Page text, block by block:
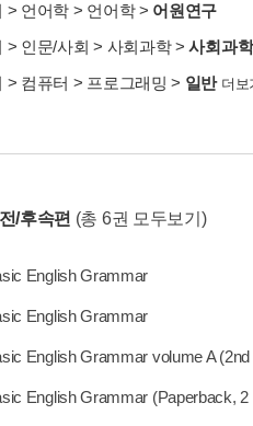
> 언어학 > 언어학> 어원연구
> 인문/사회 > 사회과학>사회과
> 컴퓨터 > 프로그래밍 > 일반 더보
/후속편 (총 6권 모두보기)
English Grammar
English Grammar
English Grammar volume A (2nd
English Grammar (Paperback, 2